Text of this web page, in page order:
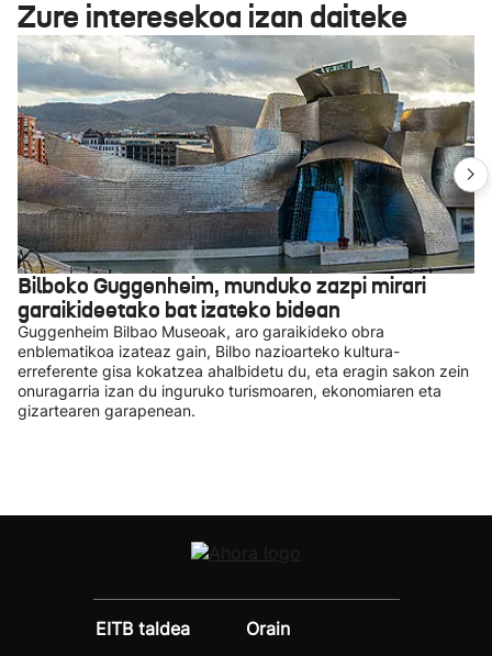
Zure interesekoa izan daiteke
Bilboko Guggenheim, munduko zazpi mirari
garaikideetako bat izateko bidean
Guggenheim Bilbao Museoak, aro garaikideko obra
enblematikoa izateaz gain, Bilbo nazioarteko kultura-
erreferente gisa kokatzea ahalbidetu du, eta eragin sakon zein
onuragarria izan du inguruko turismoaren, ekonomiaren eta
gizartearen garapenean.
EITB taldea
Orain